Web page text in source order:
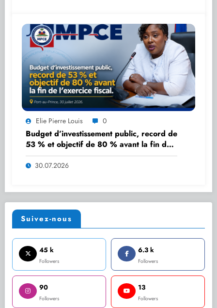
Elie Pierre Louis 0
Budget d’investissement public, record de
53 % et objectif de 80 % avant la fin de
l’exercice fiscal.
30.07.2026
Suivez-nous
45 k
Followers
6.3 k
Followers
90
Followers
13
Followers